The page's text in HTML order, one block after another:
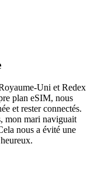
Uni et Redex
plan eSIM, nous
et rester connectés.
mon mari naviguait
nous a évité une